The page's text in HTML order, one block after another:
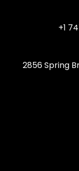
+1
2856 Spring